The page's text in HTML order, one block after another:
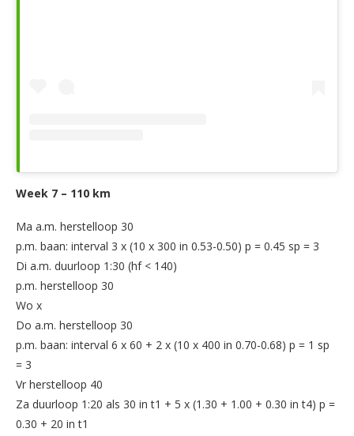
Week 7 – 110 km
Ma a.m. herstelloop 30
p.m. baan: interval 3 x (10 x 300 in 0.53-0.50) p = 0.45 sp = 3
Di a.m. duurloop 1:30 (hf < 140)
p.m. herstelloop 30
Wo x
Do a.m. herstelloop 30
p.m. baan: interval 6 x 60 + 2 x (10 x 400 in 0.70-0.68) p = 1 sp
= 3
Vr herstelloop 40
Za duurloop 1:20 als 30 in t1 + 5 x (1.30 + 1.00 + 0.30 in t4) p =
0.30 + 20 in t1